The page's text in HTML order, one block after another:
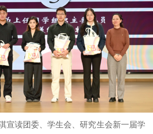
宣读团委、学生会、研究生会新一届学